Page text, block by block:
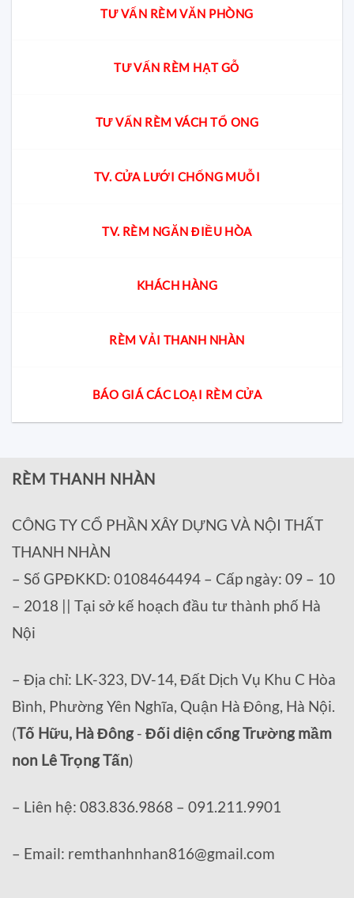
TƯ VẤN RÈM VĂN PHÒNG
TƯ VẤN RÈM HẠT GỖ
TƯ VẤN RÈM VÁCH TỔ ONG
TV. CỬA LƯỚI CHỐNG MUỖI
TV. RÈM NGĂN ĐIỀU HÒA
KHÁCH HÀNG
RÈM VẢI THANH NHÀN
BÁO GIÁ CÁC LOẠI RÈM CỬA
RÈM THANH NHÀN
CÔNG TY CỔ PHẦN XÂY DỰNG VÀ NỘI THẤT
THANH NHÀN
– Số GPĐKKD: 0108464494 – Cấp ngày: 09 – 10
– 2018 || Tại sở kế hoạch đầu tư thành phố Hà
Nội
– Địa chỉ: LK-323, DV-14, Đất Dịch Vụ Khu C Hòa
Bình, Phường Yên Nghĩa, Quận Hà Đông, Hà Nội.
(Tố Hữu, Hà Đông- Đối diện cổng Trường mầm
non Lê Trọng Tấn)
– Liên hệ: 083.836.9868 – 091.211.9901
– Email: remthanhnhan816@gmail.com